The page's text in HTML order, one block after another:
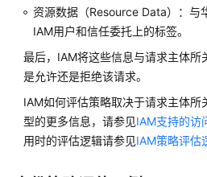
看
IAM
作
记
录
参
资源数据（Resource Data）：与
IAM用户和信任委托上的标签。
最后，IAM将这些信息与请求主体所
是允许还是拒绝该请求。
IAM如何评估策略取决于请求主体
型的更多信息，请参见IAM支持的访
用时的评估逻辑请参见IAM策略评估